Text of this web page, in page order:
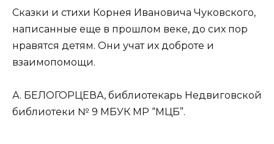
Сказки и стихи Корнея Ивановича Чуковского,
написанные еще в прошлом веке, до сих пор
нравятся детям. Они учат их доброте и
взаимопомощи.
А. БЕЛОГОРЦЕВА, библиотекарь Недвиговской
библиотеки № 9 МБУК МР “МЦБ”.